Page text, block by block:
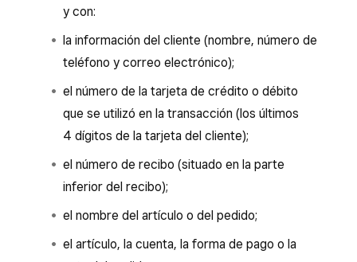
y con:
la información del cliente (nombre, número de
teléfono y correo electrónico);
el número de la tarjeta de crédito o débito
que se utilizó en la transacción (los últimos
4 dígitos de la tarjeta del cliente);
el número de recibo (situado en la parte
inferior del recibo);
el nombre del artículo o del pedido;
el artículo, la cuenta, la forma de pago o la